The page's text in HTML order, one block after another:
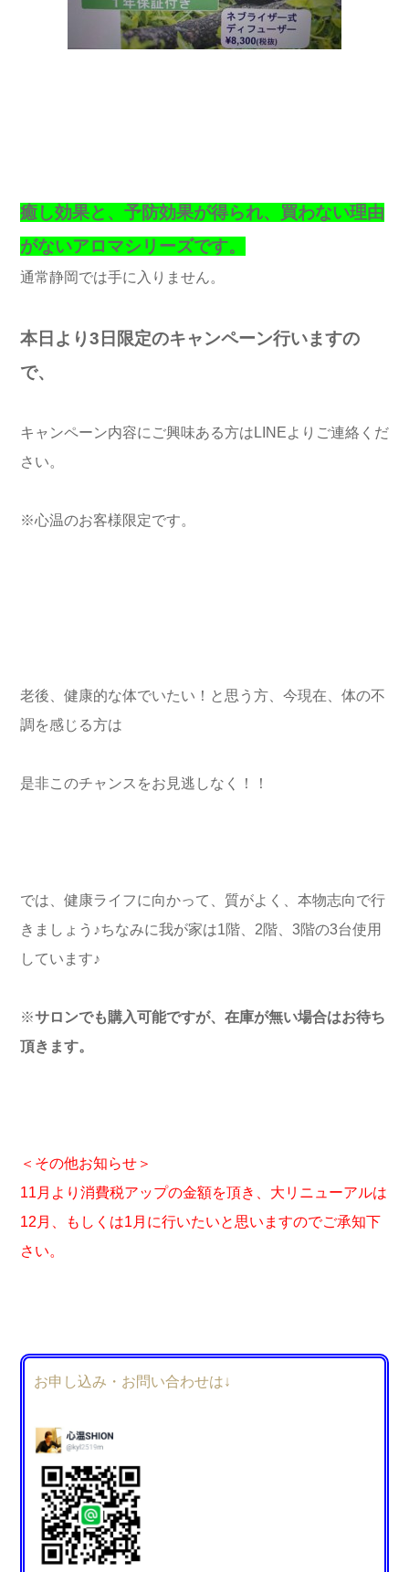
癒し効果と、予防効果が得られ、買わない理由
がないアロマシリーズです。
通常静岡では手に入りません。
本日より3日限定のキャンペーン行いますの
で、
キャンペーン内容にご興味ある方はLINEよりご連絡くだ
さい。
※心温のお客様限定です。
老後、健康的な体でいたい！と思う方、今現在、体の不
調を感じる方は
是非このチャンスをお見逃しなく！！
では、健康ライフに向かって、質がよく、本物志向で行
きましょう♪ちなみに我が家は1階、2階、3階の3台使用
しています♪
※サロンでも購入可能ですが、在庫が無い場合はお待ち
頂きます。
＜その他お知らせ＞
11月より消費税アップの金額を頂き、大リニューアルは
12月、もしくは1月に行いたいと思いますのでご承知下
さい。
お申し込み・お問い合わせは↓